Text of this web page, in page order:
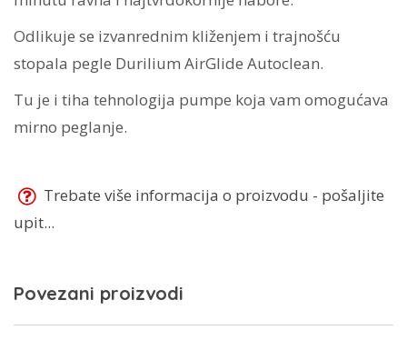
Odlikuje se izvanrednim kliženjem i trajnošću
stopala pegle Durilium AirGlide Autoclean.
Tu je i tiha tehnologija pumpe koja vam omogućava
mirno peglanje.
Trebate više informacija o proizvodu - pošaljite
upit...
Povezani proizvodi